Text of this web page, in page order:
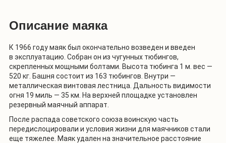
Описание маяка
К 1966 году маяк был окончательно возведен и введен
в эксплуатацию. Собран он из чугунных тюбингов,
скрепленных мощными болтами. Высота тюбинга 1 м. вес —
520 кг. Башня состоит из 163 тюбингов. Внутри —
металлическая винтовая лестница. Дальность видимости
огня 19 миль — 35 км. На верхней площадке установлен
резервный маячный аппарат.
После распада советского союза воинскую часть
передислоцировали и условия жизни для маячников стали
еще тяжелее. Маяк удален на значительное расстояние